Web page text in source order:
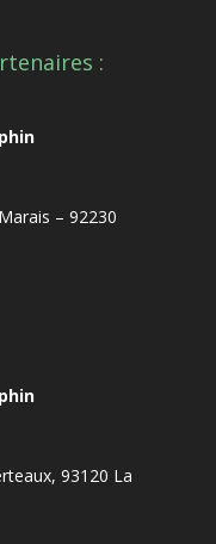
:
– 92230
93120 La